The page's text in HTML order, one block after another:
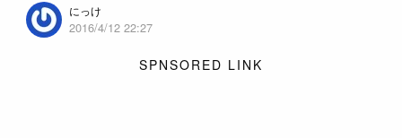
にっけ
2016/4/12 22:27
SPNSORED LINK